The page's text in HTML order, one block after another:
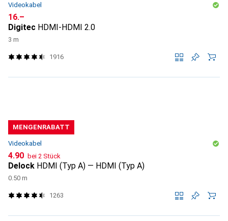
Videokabel
CHF
16.–
Digitec HDMI-HDMI 2.0
3 m
1916
MENGENRABATT
Videokabel
CHF
4.90 bei 2 Stück
Delock HDMI (Typ A) — HDMI (Typ A)
0.50 m
1263